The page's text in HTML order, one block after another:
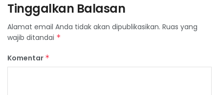
Tinggalkan Balasan
Alamat email Anda tidak akan dipublikasikan. Ruas yang
wajib ditandai *
Komentar *